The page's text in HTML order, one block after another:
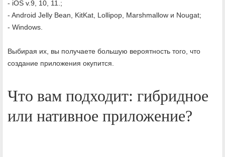
- iOS v.9, 10, 11.;
- Android Jelly Bean, KitKat, Lollipop, Marshmallow и Nougat;
- Windows.
Выбирая их, вы получаете большую вероятность того, что
создание приложения окупится.
Что вам подходит: гибридное
или нативное приложение?